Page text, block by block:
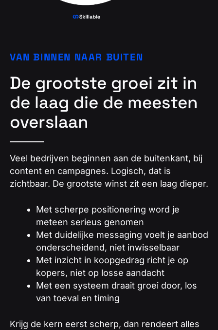
VAN BINNEN NAAR BUITEN
De grootste groei zit in
de laag die de meesten
overslaan
Veel bedrijven beginnen aan de buitenkant, bij
content en campagnes. Logisch, dat is
zichtbaar. De grootste winst zit een laag dieper.
Met scherpe positionering word je
meteen serieus genomen
Met duidelijke messaging voelt je aanbod
onderscheidend, niet inwisselbaar
Met inzicht in koopgedrag richt je op
kopers, niet op losse aandacht
Met een systeem draait groei door, los
van toeval en timing
Krijg de kern eerst scherp, dan rendeert alles